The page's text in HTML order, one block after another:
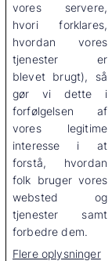
vores servere,
hvori forklares,
hvordan vores
tjenester er
blevet brugt), så
gør vi dette i
forfølgelsen af
vores legitime
interesse i at
forstå, hvordan
folk bruger vores
websted og
tjenester samt
forbedre dem.
Flere oplysninger